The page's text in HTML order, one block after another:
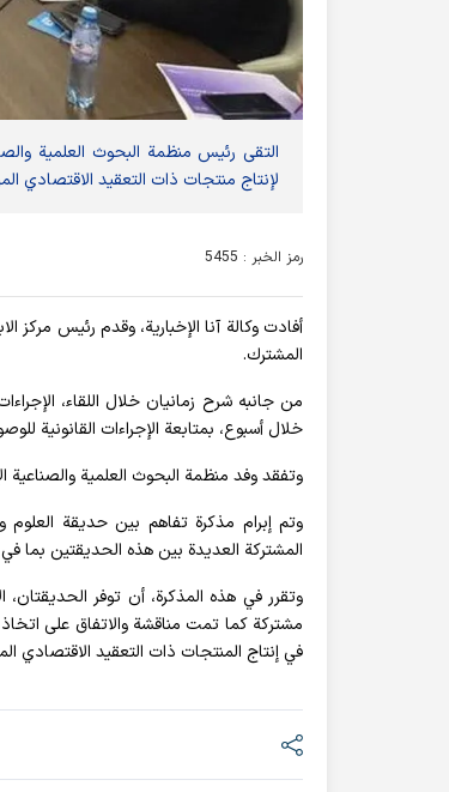
التقى رئيس منظمة البحوث العلمية
لإنتاج منتجات ذات التعقيد الاقتصادي
رمز الخبر : 5455
أفادت وکالة آنا الإخباریة، وقدم رئيس مركز
المشترك.
من جانبه شرح زمانيان خلال اللقاء،
خلال أسبوع، بمتابعة الإجراءات القانونية
وتفقد وفد منظمة البحوث العلمية والصناعية
وتم إبرام مذكرة تفاهم بين حديقة العلوم
المشتركة العديدة بين هذه الحدیقتین بما
وتقرر في هذه المذكرة، أن توفر
مشتركة كما تمت مناقشة والاتفاق على اتخاذ
في إنتاج المنتجات ذات التعقيد الاقتصادي